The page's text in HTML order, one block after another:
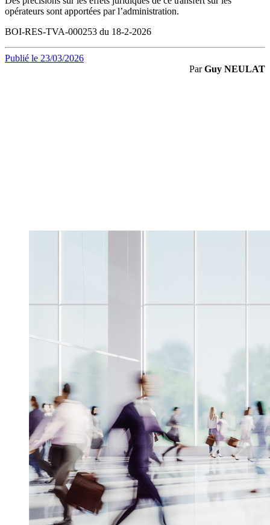
opérateurs sont apportées par l’administration.
BOI-RES-TVA-000253 du 18-2-2026
Publié le 23/03/2026
ParGuy NEULAT